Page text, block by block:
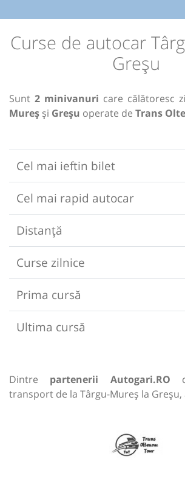
Curse de autocar
Greșu
Sunt 2 minivanuri care călătoresc
Mureș și Greșu operate de Trans
Cel mai ieftin bilet
Cel mai rapid autocar
Distanță
Curse zilnice
Prima cursă
Ultima cursă
Dintre partenerii Autogari.RO
transport de la Târgu-Mureș la